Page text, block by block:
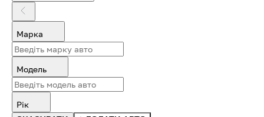
Марка
Модель
Рік